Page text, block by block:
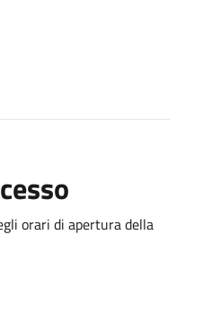
orari di apertura della